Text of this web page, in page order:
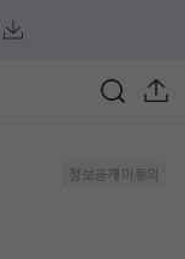
정보공개 미동의